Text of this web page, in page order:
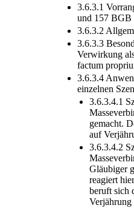
3.6.3.1
und 157 BGB
3.6.3.2
3.6.3.3
Verwirkung
factum
3.6.3.4
einzelnen
3.6.3.4.1
gemacht.
auf
3.6.3.4.2
Gläubiger
reagiert
beruft sich
Verjährung